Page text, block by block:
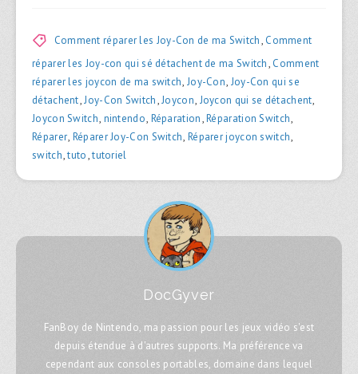
Comment réparer les Joy-Con de ma Switch, Comment
réparer les Joy-con qui sé détachent de ma Switch, Comment
réparer les joycon de ma switch, Joy-Con, Joy-Con qui se
détachent,Joy-Con Switch,Joycon, Joycon qui se détachent,
Joycon Switch, nintendo, Réparation,Réparation Switch,
Réparer, Réparer Joy-Con Switch, Réparer joycon switch,
switch,tuto,tutoriel
DocGyver
FanBoy de Nintendo, ma passion pour les jeux vidéo s'est
depuis étendue à d'autres supports. Ma préférence va
cependant aux consoles portables, domaine dans lequel